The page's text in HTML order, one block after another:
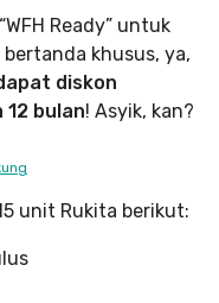
Ready” untuk
khusus, ya,
diskon
12 bulan! Asyik, kan?
unit Rukita berikut: